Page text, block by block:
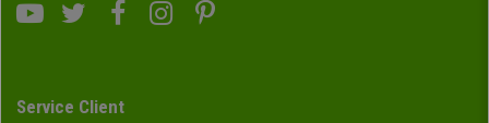
Service Client